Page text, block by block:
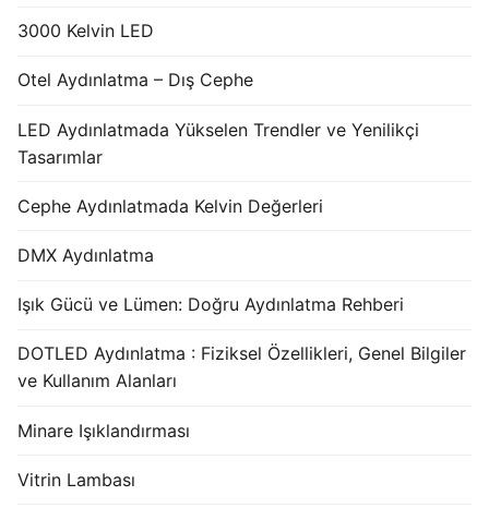
3000 Kelvin LED
Otel Aydınlatma – Dış Cephe
LED Aydınlatmada Yükselen Trendler ve Yenilikçi
Tasarımlar
Cephe Aydınlatmada Kelvin Değerleri
DMX Aydınlatma
Işık Gücü ve Lümen: Doğru Aydınlatma Rehberi
DOTLED Aydınlatma : Fiziksel Özellikleri, Genel Bilgiler
ve Kullanım Alanları
Minare Işıklandırması
Vitrin Lambası